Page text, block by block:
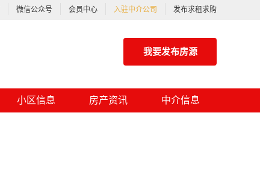
微信公众号 会员中心 入驻中介公司 发布求租求购
我要发布房源
小区信息 房产资讯 中介信息